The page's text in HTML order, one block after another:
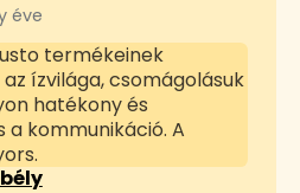
éve
termékeinek
ízvilága, csomágolásuk
hatékony és
a kommunikáció. A